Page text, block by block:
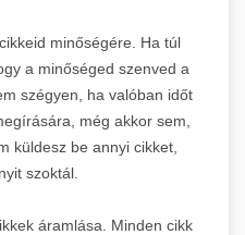
minőségére. Ha túl
a minőséged szenved a
szégyen, ha valóban időt
még akkor sem,
küldesz be annyi cikket,
szoktál.
áramlása. Minden cikk